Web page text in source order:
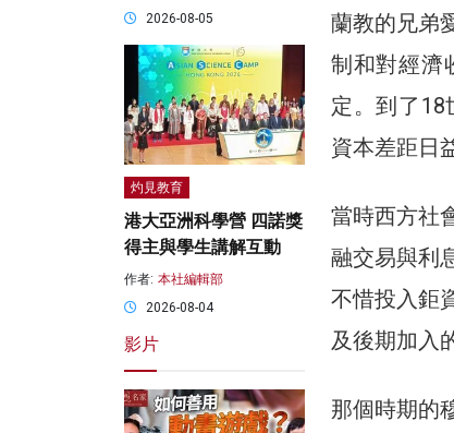
蘭教的兄弟
制和對經濟
定。到了18
資本差距日
當時西方社
融交易與利
不惜投入鉅
及後期加入
那個時期的
2026-08-05
灼見教育
港大亞洲科學營 四諾獎
得主與學生講解互動
作者: 本社編輯部
2026-08-04
影片